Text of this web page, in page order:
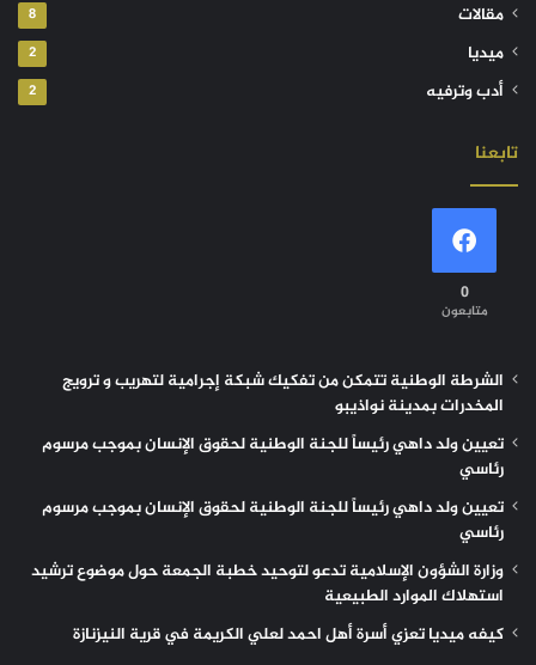
مقالات 8
ميديا 2
أدب وترفيه 2
تابعنا
0
متابعون
الشرطة الوطنية تتمكن من تفكيك شبكة إجرامية لتهريب و ترويج
المخدرات بمدينة نواذيبو
تعيين ولد داهي رئيساً للجنة الوطنية لحقوق الإنسان بموجب مرسوم
رئاسي
تعيين ولد داهي رئيساً للجنة الوطنية لحقوق الإنسان بموجب مرسوم
رئاسي
وزارة الشؤون الإسلامية تدعو لتوحيد خطبة الجمعة حول موضوع ترشيد
استهلاك الموارد الطبيعية
كيفه ميديا تعزي أسرة أهل احمد لعلي الكريمة في قرية النيزنازة